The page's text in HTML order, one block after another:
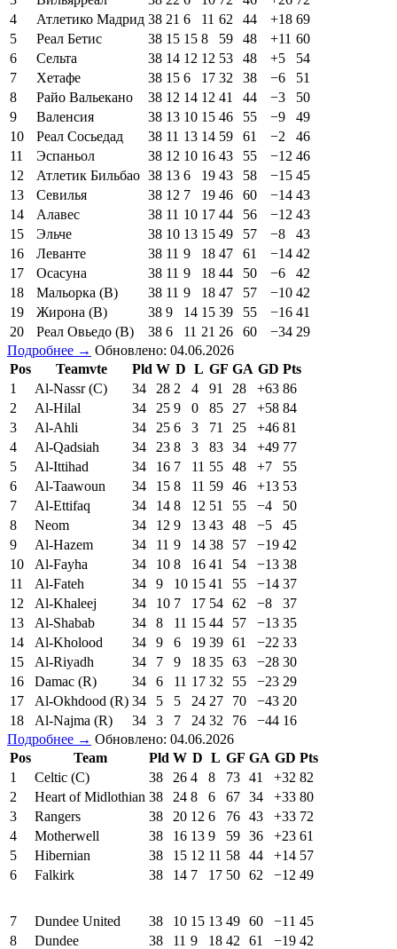
4
Атлетико Мадрид 38 21 6 11 62 44 +18 69
5
Реал Бетис 38 15 15 8 59 48 +11 60
6
Сельта 38 14 12 12 53 48 +5
54
7
Хетафе 38 15 6 17 32 38 −6
51
8
Райо Вальекано 38 12 14 12 41 44 −3
50
9
Валенсия 38 13 10 15 46 55 −9
49
10
Реал Сосьедад 38 11 13 14 59 61 −2
46
11
Эспаньол 38 12 10 16 43 55 −12 46
12
Атлетик Бильбао 38 13 6 19 43 58 −15 45
13
Севилья 38 12 7 19 46 60 −14 43
14
Алавес 38 11 10 17 44 56 −12 43
15
Эльче 38 10 13 15 49 57 −8
43
16
Леванте 38 11 9 18 47 61 −14 42
17
Осасуна 38 11 9 18 44 50 −6
42
18
Мальорка (В) 38 11 9 18 47 57 −10 42
19
Жирона (В) 38 9 14 15 39 55 −16 41
20
Реал Овьедо (В) 38 6 11 21 26 60 −34 29
Подробнее → Обновлено: 04.06.2026
Pos
Teamvte Pld W D L GF GA GD Pts
1
Al-Nassr (C) 34 28 2 4 91 28 +63 86
2
Al-Hilal 34 25 9 0 85 27 +58 84
3
Al-Ahli 34 25 6 3 71 25 +46 81
4
Al-Qadsiah 34 23 8 3 83 34 +49 77
5
Al-Ittihad 34 16 7 11 55 48 +7
55
6
Al-Taawoun 34 15 8 11 59 46 +13 53
7
Al-Ettifaq 34 14 8 12 51 55 −4
50
8
Neom 34 12 9 13 43 48 −5
45
9
Al-Hazem 34 11 9 14 38 57 −19 42
10
Al-Fayha 34 10 8 16 41 54 −13 38
11
Al-Fateh 34 9 10 15 41 55 −14 37
12
Al-Khaleej 34 10 7 17 54 62 −8
37
13
Al-Shabab 34 8 11 15 44 57 −13 35
14
Al-Kholood 34 9 6 19 39 61 −22 33
15
Al-Riyadh 34 7 9 18 35 63 −28 30
16
Damac (R) 34 6 11 17 32 55 −23 29
17
Al-Okhdood (R) 34 5 5 24 27 70 −43 20
18
Al-Najma (R) 34 3 7 24 32 76 −44 16
Подробнее → Обновлено: 04.06.2026
Pos
Team Pld W D L GF GA GD Pts
1
Celtic (C) 38 26 4 8 73 41 +32 82
2
Heart of Midlothian 38 24 8 6 67 34 +33 80
3
Rangers 38 20 12 6 76 43 +33 72
4
Motherwell 38 16 13 9 59 36 +23 61
5
Hibernian 38 15 12 11 58 44 +14 57
6
Falkirk 38 14 7 17 50 62 −12 49
7 Dundee United 38 10 15 13 49 60 −11 45
8
Dundee 38 11 9 18 42 61 −19 42